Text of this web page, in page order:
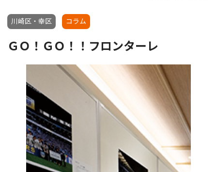
川崎区・幸区 コラム
ＧＯ！ＧＯ！！フロンターレ